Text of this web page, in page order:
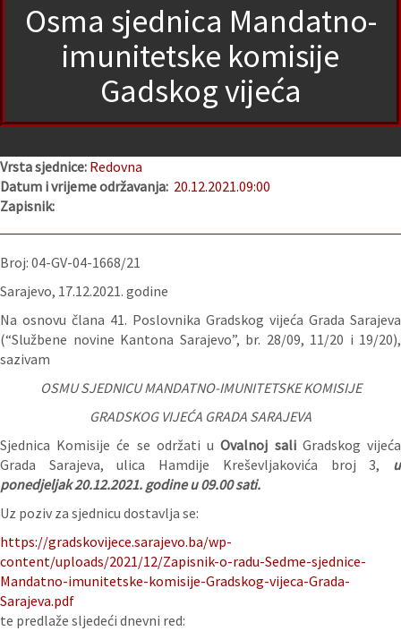
Osma sjednica Mandatno-
imunitetske komisije
Gadskog vijeća
Vrsta sjednice: Redovna
Datum i vrijeme održavanja: 20.12.2021.09:00
Zapisnik:
Broj: 04-GV-04-1668/21
Sarajevo, 17.12.2021. godine
Na osnovu člana 41. Poslovnika Gradskog vijeća Grada Sarajeva
(“Službene novine Kantona Sarajevo”, br. 28/09, 11/20 i 19/20),
sazivam
OSMU SJEDNICU MANDATNO-IMUNITETSKE KOMISIJE
GRADSKOG VIJEĆA GRADA SARAJEVA
Sjednica Komisije će se održati uOvalnoj sali Gradskog vijeća
Grada Sarajeva, ulica Hamdije Kreševljakovića broj 3, u
ponedjeljak 20.12.2021. godine u 09.00 sati.
Uz poziv za sjednicu dostavlja se:
https://gradskovijece.sarajevo.ba/wp-
content/uploads/2021/12/Zapisnik-o-radu-Sedme-sjednice-
Mandatno-imunitetske-komisije-Gradskog-vijeca-Grada-
Sarajeva.pdf
te predlaže sljedeći dnevni red: